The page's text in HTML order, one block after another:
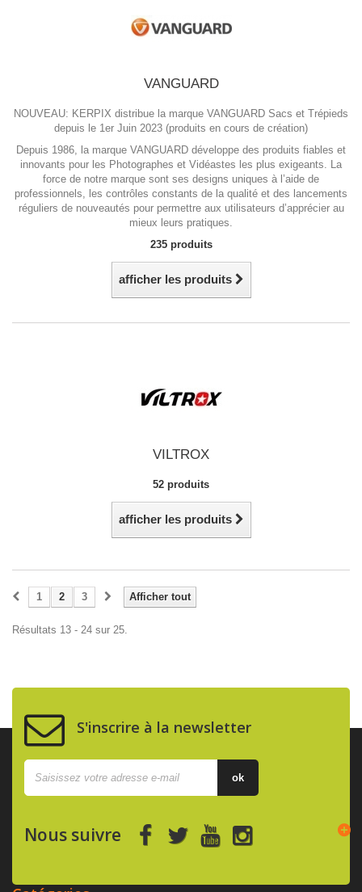
VANGUARD
NOUVEAU: KERPIX distribue la marque VANGUARD Sacs et Trépieds
depuis le 1er Juin 2023 (produits en cours de création)
Depuis 1986, la marque VANGUARD développe des produits fiables et
innovants pour les Photographes et Vidéastes les plus exigeants. La
force de notre marque sont ses designs uniques à l’aide de
professionnels, les contrôles constants de la qualité et des lancements
réguliers de nouveautés pour permettre aux utilisateurs d’apprécier au
mieux leurs pratiques.
235 produits
afficher les produits
VILTROX
52 produits
afficher les produits
Afficher tout
1 2 3
Résultats 13 - 24 sur 25.
S'inscrire à la newsletter
ok
Nous suivre